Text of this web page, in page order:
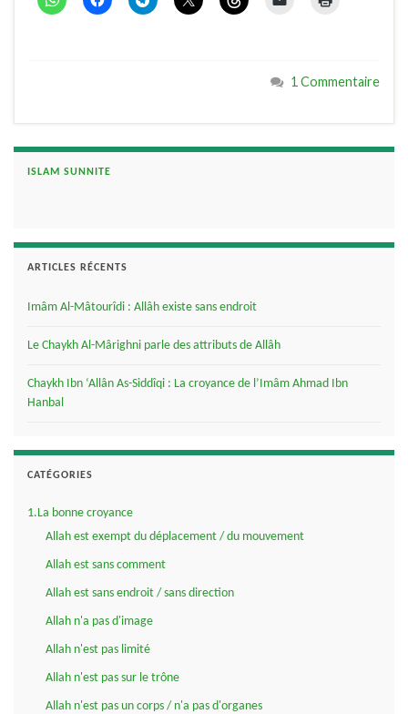
1 Commentaire
ISLAM SUNNITE
ARTICLES RÉCENTS
Imâm Al-Mâtourîdi : Allâh existe sans endroit
Le Chaykh Al-Mârighni parle des attributs de Allâh
Chaykh Ibn ‘Allân As-Siddîqi : La croyance de l’Imâm Ahmad Ibn
Hanbal
CATÉGORIES
1.La bonne croyance
Allah est exempt du déplacement / du mouvement
Allah est sans comment
Allah est sans endroit / sans direction
Allah n'a pas d'image
Allah n'est pas limité
Allah n'est pas sur le trône
Allah n'est pas un corps / n'a pas d'organes